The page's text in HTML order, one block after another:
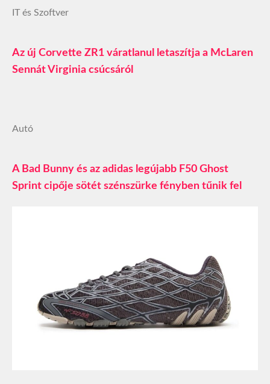
IT és Szoftver
Az új Corvette ZR1 váratlanul letaszítja a McLaren
Sennát Virginia csúcsáról
Autó
A Bad Bunny és az adidas legújabb F50 Ghost
Sprint cipője sötét szénszürke fényben tűnik fel